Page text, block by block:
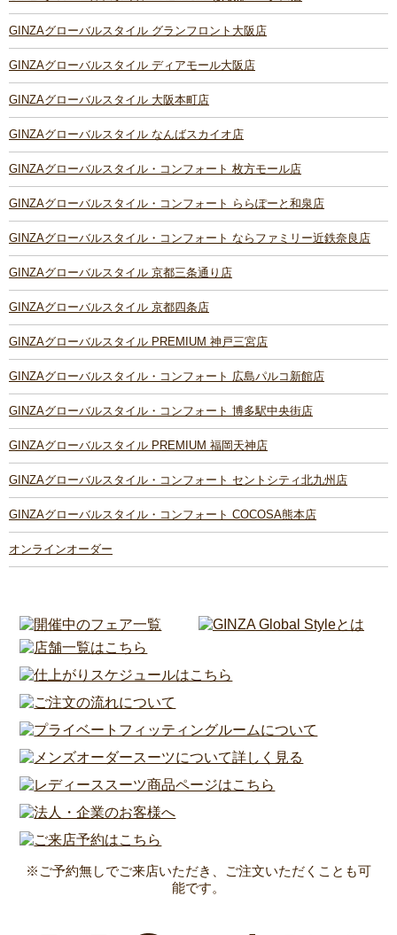
GINZAグローバルスタイル グランフロント大阪店
GINZAグローバルスタイル ディアモール大阪店
GINZAグローバルスタイル 大阪本町店
GINZAグローバルスタイル なんばスカイオ店
GINZAグローバルスタイル・コンフォート 枚方モール店
GINZAグローバルスタイル・コンフォート ららぽーと和泉店
GINZAグローバルスタイル・コンフォート ならファミリー近鉄奈良店
GINZAグローバルスタイル 京都三条通り店
GINZAグローバルスタイル 京都四条店
GINZAグローバルスタイル PREMIUM 神戸三宮店
GINZAグローバルスタイル・コンフォート 広島パルコ新館店
GINZAグローバルスタイル・コンフォート 博多駅中央街店
GINZAグローバルスタイル PREMIUM 福岡天神店
GINZAグローバルスタイル・コンフォート セントシティ北九州店
GINZAグローバルスタイル・コンフォート COCOSA熊本店
オンラインオーダー
※ご予約無しでご来店いただき、ご注文いただくことも可
能です。